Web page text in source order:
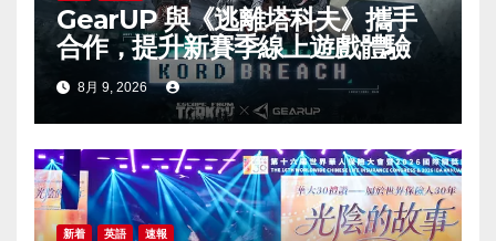
GearUP 與《逃離塔科夫》攜手
合作，提升新賽季線上遊戲體驗
8月 9, 2026
新着 英語 速報